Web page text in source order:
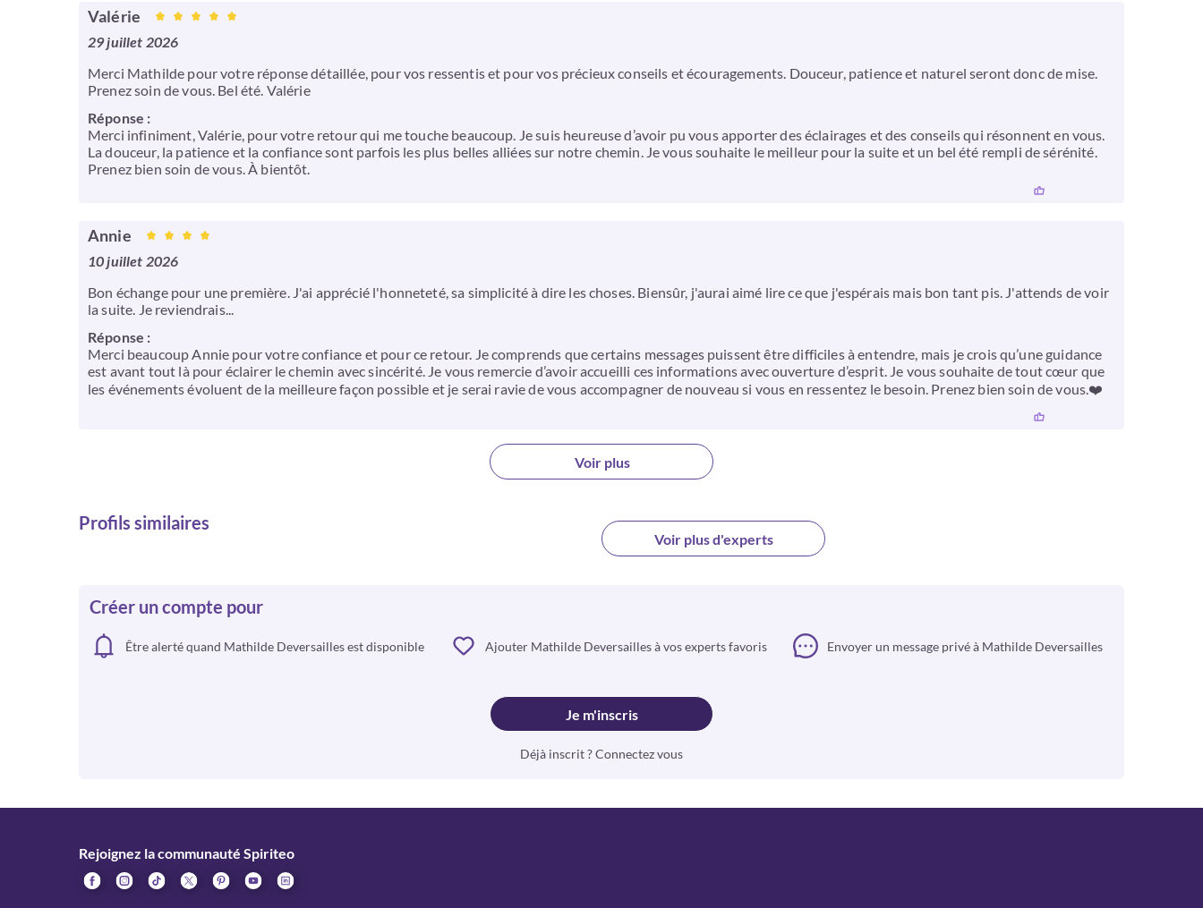
Valérie
29 juillet 2026
Merci Mathilde pour votre réponse détaillée, pour vos ressentis et pour vos précieux conseils et écouragements. Douceur, patience et naturel seront donc de mise.
Prenez soin de vous. Bel été. Valérie
Réponse :
Merci infiniment, Valérie, pour votre retour qui me touche beaucoup. Je suis heureuse d’avoir pu vous apporter des éclairages et des conseils qui résonnent en vous.
La douceur, la patience et la confiance sont parfois les plus belles alliées sur notre chemin. Je vous souhaite le meilleur pour la suite et un bel été rempli de sérénité.
Prenez bien soin de vous. À bientôt.
Annie
10 juillet 2026
Bon échange pour une première. J'ai apprécié l'honneteté, sa simplicité à dire les choses. Biensûr, j'aurai aimé lire ce que j'espérais mais bon tant pis. J'attends de voir
la suite. Je reviendrais...
Réponse :
Merci beaucoup Annie pour votre confiance et pour ce retour. Je comprends que certains messages puissent être difficiles à entendre, mais je crois qu’une guidance
est avant tout là pour éclairer le chemin avec sincérité. Je vous remercie d’avoir accueilli ces informations avec ouverture d’esprit. Je vous souhaite de tout cœur que
les événements évoluent de la meilleure façon possible et je serai ravie de vous accompagner de nouveau si vous en ressentez le besoin. Prenez bien soin de vous.❤️
Voir plus
Profils similaires
Voir plus d'experts
Créer un compte pour
Être alerté quand Mathilde Deversailles est disponible Ajouter Mathilde Deversailles à vos experts favoris Envoyer un message privé à Mathilde Deversailles
Je m'inscris
Déjà inscrit ? Connectez vous
Rejoignez la communauté Spiriteo